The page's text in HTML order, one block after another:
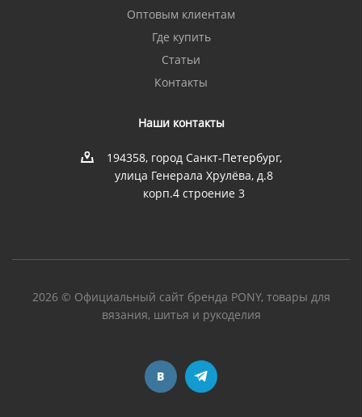
Оптовым клиентам
Где купить
Статьи
Контакты
Наши контакты
194358, город Санкт-Петербург,
улица Генерала Хрулёва, д.8
корп.4 строение 3
2026 © Официальный сайт бренда PONY, товары для
вязания, шитья и рукоделия